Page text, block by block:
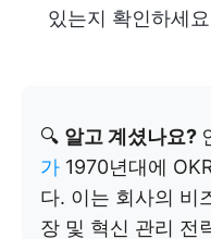
있는지 확인하세
🔍 알고 계셨나요?
가 1970년대에
다. 이는 회사의 비
장 및 혁신 관리 전